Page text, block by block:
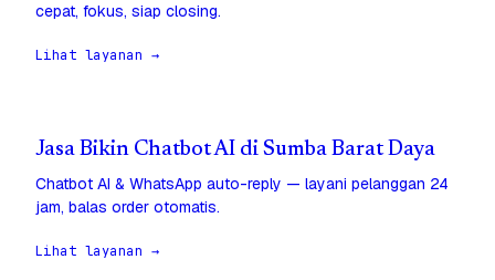
cepat, fokus, siap closing.
Lihat layanan →
Jasa Bikin Chatbot AI di Sumba Barat Daya
Chatbot AI & WhatsApp auto-reply — layani pelanggan 24
jam, balas order otomatis.
Lihat layanan →